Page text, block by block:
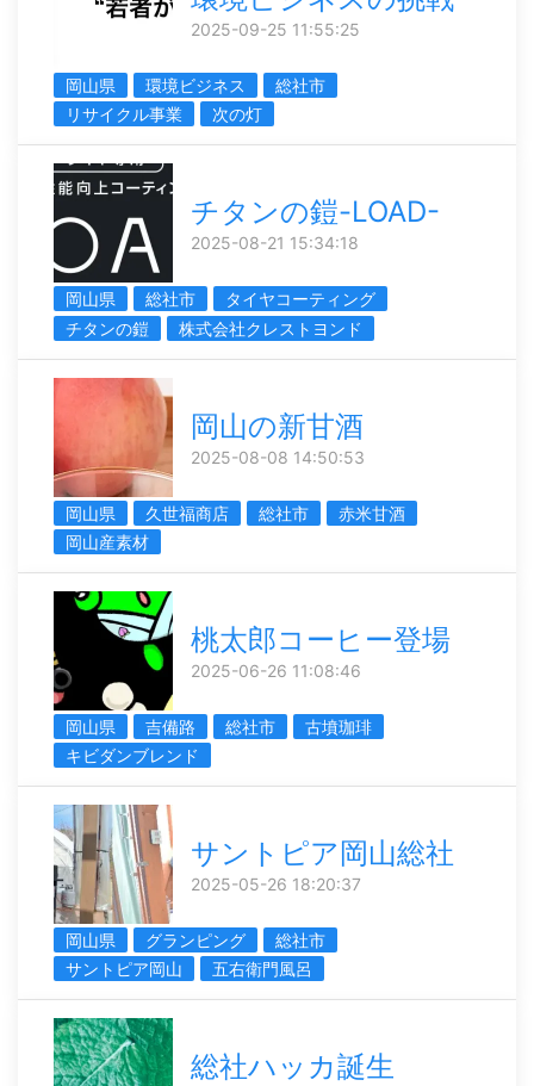
2025-09-25 11:55:25
岡山県 環境ビジネス
総社市
リサイクル事業
次の灯
チタンの鎧-LOAD-
2025-08-21 15:34:18
岡山県 総社市
タイヤコーティング
チタンの鎧
株式会社クレストヨンド
岡山の新甘酒
2025-08-08 14:50:53
岡山県 久世福商店 総社市
赤米甘酒
岡山産素材
桃太郎コーヒー登場
2025-06-26 11:08:46
岡山県 吉備路 総社市
古墳珈琲
キビダンブレンド
サントピア岡山総社
2025-05-26 18:20:37
岡山県 グランピング
総社市
サントピア岡山
五右衛門風呂
総社ハッカ誕生